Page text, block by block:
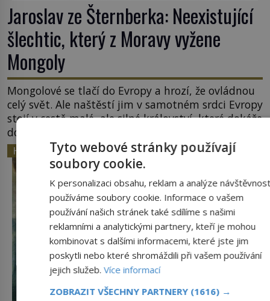
Jaroslav ze Šternberka: Neexistující
šlechtic, který z Moravy vyžene
Mongoly
Mongolové se tlačí do Evropy a hrozí, že ovládnou
celý svět. Ale naštěstí jim v samotném srdci Evropy
stojí v cestě malé, ale silné království, které dokáže
dobyvatelské hordy zastavit. Co nedokáže žádná
z asijských říší, co nedokážou Němci – to dokáže
český král. Nebo že by ne? Mongolové od roku 1223
postupují podél Kaspického a Azovského moře, […]
HISTORIETyto webové stránky používají
soubory cookie.
K personalizaci obsahu, reklam a analýze
používáme soubory cookie. Informace o vašem
používání našich stránek také sdílíme s našimi
reklamními a analytickými partnery, kteří je mohou
kombinovat s dalšími informacemi, které jste jim
poskytli nebo které shromáždili při vašem používání
jejich služeb. Více informací
ZOBRAZIT VŠECHNY PARTNERY (1616) →